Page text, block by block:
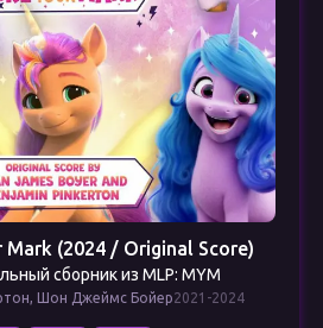
Mark (2024 / Original Score)
сборник из MLP: MYM
Шон Джеймс Бойер2021-2024